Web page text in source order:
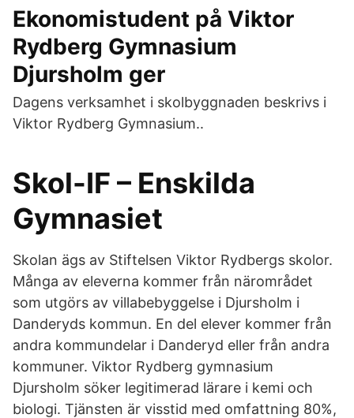
Ekonomistudent på Viktor
Rydberg Gymnasium
Djursholm ger
Dagens verksamhet i skolbyggnaden beskrivs i
Viktor Rydberg Gymnasium..
Skol-IF – Enskilda
Gymnasiet
Skolan ägs av Stiftelsen Viktor Rydbergs skolor.
Många av eleverna kommer från närområdet
som utgörs av villabebyggelse i Djursholm i
Danderyds kommun. En del elever kommer från
andra kommundelar i Danderyd eller från andra
kommuner. Viktor Rydberg gymnasium
Djursholm söker legitimerad lärare i kemi och
biologi. Tjänsten är visstid med omfattning 80%,